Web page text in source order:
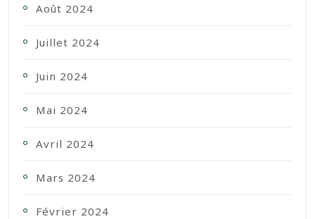
Août 2024
Juillet 2024
Juin 2024
Mai 2024
Avril 2024
Mars 2024
Février 2024